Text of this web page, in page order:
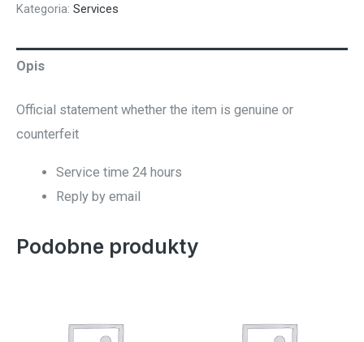
Kategoria: Services
Opis
Official statement whether the item is genuine or
counterfeit
Service time 24 hours
Reply by email
Podobne produkty